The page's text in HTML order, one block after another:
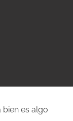
bien es algo